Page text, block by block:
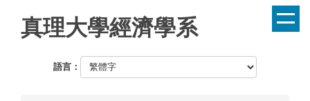
真理大學經濟學系
語言：